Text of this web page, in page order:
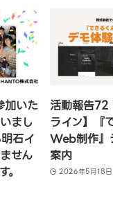
加いた
まし
石イ
せん
活動報告72
ライン】『
Web制作』
案内
2026年5月18日